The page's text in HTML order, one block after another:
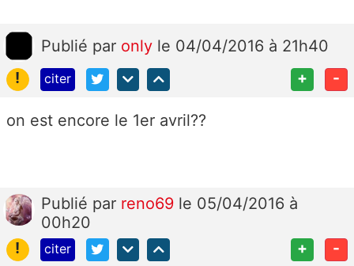
Publié par only le 04/04/2016 à 21h40
!
citer + -
on est encore le 1er avril??
Publié par reno69 le 05/04/2016 à
00h20
!
citer + -